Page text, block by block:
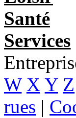
Santé
Services
W X Y Z
rues |